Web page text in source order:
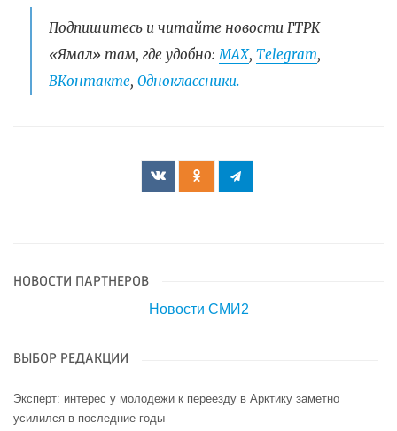
Подпишитесь и читайте новости ГТРК
«Ямал» там, где удобно:МАХ, Telegram,
ВКонтакте, Одноклассники.
НОВОСТИ ПАРТНЕРОВ
Новости СМИ2
ВЫБОР РЕДАКЦИИ
Эксперт: интерес у молодежи к переезду в Арктику заметно
усилился в последние годы